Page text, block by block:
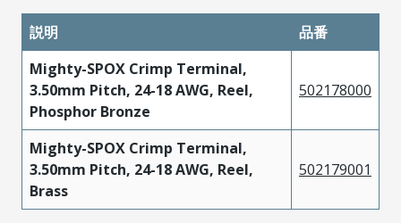
説明
品番
Mighty-SPOX Crimp Terminal,
3.50mm Pitch, 24-18 AWG, Reel,
Phosphor Bronze
502178000
Mighty-SPOX Crimp Terminal,
3.50mm Pitch, 24-18 AWG, Reel,
Brass
502179001